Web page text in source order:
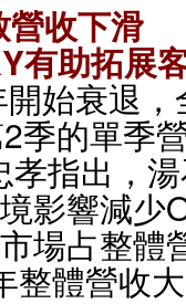
收下滑
有助拓展
始衰退
季的單季
指出，
影響減少
場占整體
整體營收